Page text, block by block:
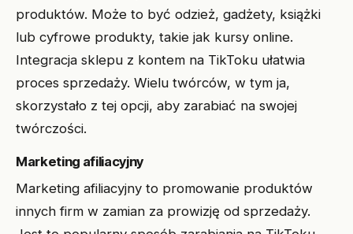
produktów. Może to być odzież, gadżety, książki
lub cyfrowe produkty, takie jak kursy online.
Integracja sklepu z kontem na TikToku ułatwia
proces sprzedaży. Wielu twórców, w tym ja,
skorzystało z tej opcji, aby zarabiać na swojej
twórczości.
Marketing afiliacyjny
Marketing afiliacyjny to promowanie produktów
innych firm w zamian za prowizję od sprzedaży.